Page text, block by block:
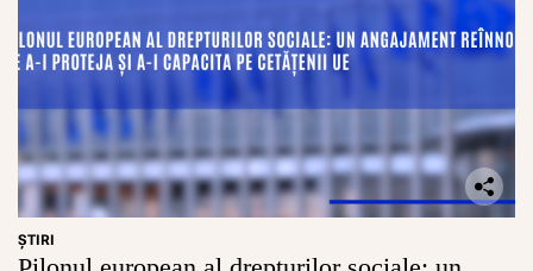
ŞTIRI